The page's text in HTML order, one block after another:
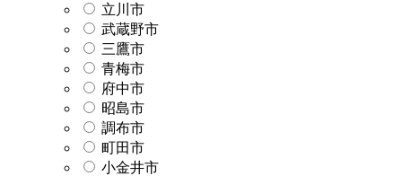
立川市
武蔵野市
三鷹市
青梅市
府中市
昭島市
調布市
町田市
小金井市